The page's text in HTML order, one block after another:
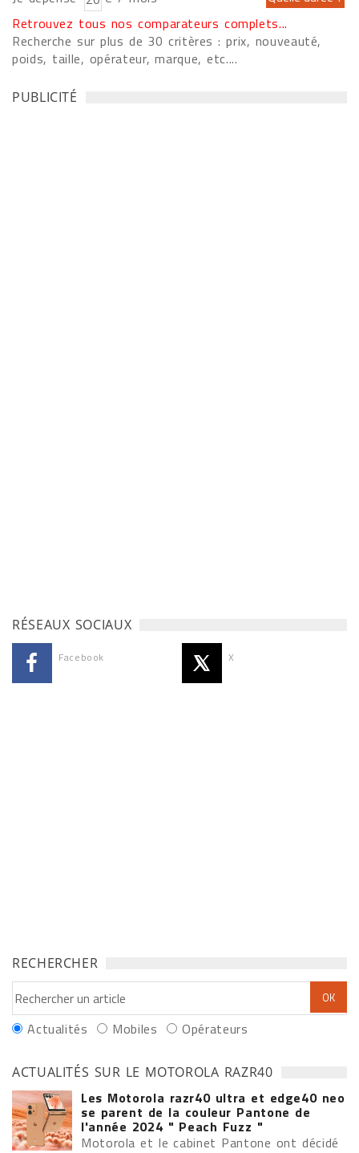
Retrouvez tous nos comparateurs complets...
Recherche sur plus de 30 critères : prix, nouveauté,
poids, taille, opérateur, marque, etc....
PUBLICITÉ
RÉSEAUX SOCIAUX
Facebook X
RECHERCHER
Actualités Mobiles Opérateurs
ACTUALITÉS SUR LE MOTOROLA RAZR40
Les Motorola razr40 ultra et edge40 neo
se parent de la couleur Pantone de
l'année 2024 " Peach Fuzz "
Motorola et le cabinet Pantone ont décidé